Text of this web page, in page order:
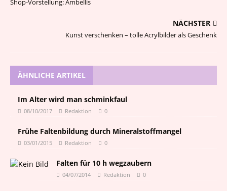
Shop-Vorstellung: Ambellis
NÄCHSTER
Kunst verschenken – tolle Acrylbilder als Geschenk
ÄHNLICHE ARTIKEL
Im Alter wird man schminkfaul
08/10/2017 Redaktion 0
Frühe Faltenbildung durch Mineralstoffmangel
03/01/2015 Redaktion 0
Falten für 10 h wegzaubern
04/07/2014 Redaktion 0